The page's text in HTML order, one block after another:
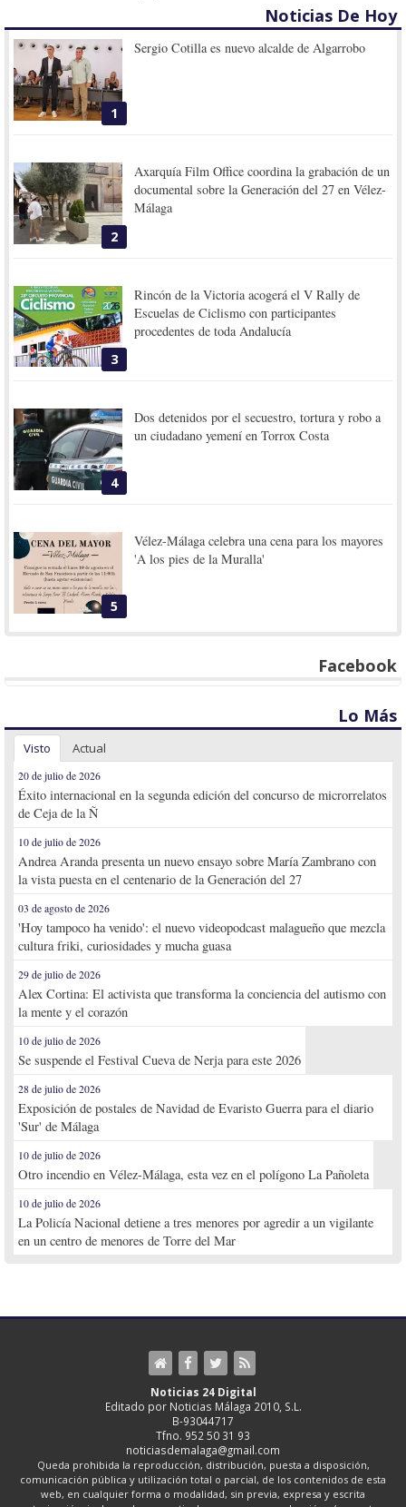
Noticias De Hoy
1
Sergio Cotilla es nuevo alcalde de Algarrobo
2
Axarquía Film Office coordina la grabación de un
documental sobre la Generación del 27 en Vélez-
Málaga
3
Rincón de la Victoria acogerá el V Rally de
Escuelas de Ciclismo con participantes
procedentes de toda Andalucía
4
Dos detenidos por el secuestro, tortura y robo a
un ciudadano yemení en Torrox Costa
5
Vélez-Málaga celebra una cena para los mayores
'A los pies de la Muralla'
Facebook
Lo Más
Visto Actual
20 de julio de 2026
Éxito internacional en la segunda edición del concurso de microrrelatos
de Ceja de la Ñ
10 de julio de 2026
Andrea Aranda presenta un nuevo ensayo sobre María Zambrano con
la vista puesta en el centenario de la Generación del 27
03 de agosto de 2026
'Hoy tampoco ha venido': el nuevo videopodcast malagueño que mezcla
cultura friki, curiosidades y mucha guasa
29 de julio de 2026
Alex Cortina: El activista que transforma la conciencia del autismo con
la mente y el corazón
10 de julio de 2026
Se suspende el Festival Cueva de Nerja para este 2026
28 de julio de 2026
Exposición de postales de Navidad de Evaristo Guerra para el diario
'Sur' de Málaga
10 de julio de 2026
Otro incendio en Vélez-Málaga, esta vez en el polígono La Pañoleta
10 de julio de 2026
La Policía Nacional detiene a tres menores por agredir a un vigilante
en un centro de menores de Torre del Mar
Noticias 24 Digital
Editado por Noticias Málaga 2010, S.L.
B-93044717
Tfno. 952 50 31 93
noticiasdemalaga@gmail.com
Queda prohibida la reproducción, distribución, puesta a disposición,
comunicación pública y utilización total o parcial, de los contenidos de esta
web, en cualquier forma o modalidad, sin previa, expresa y escrita